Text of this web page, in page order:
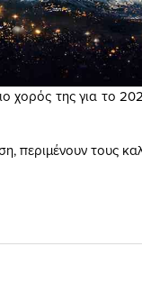
χορός της για το
περιμένουν τους